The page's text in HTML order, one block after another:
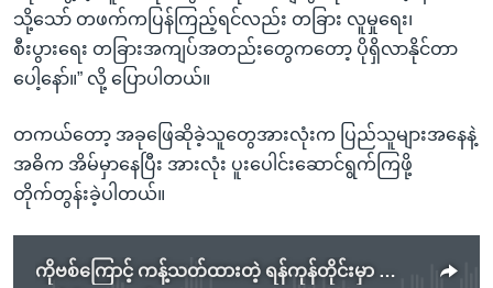
သို့သော် တဖက်ကပြန်ကြည့်ရင်လည်း တခြား လူမှုရေး၊
စီးပွားရေး တခြားအကျပ်အတည်းတွေကတော့ ပိုရှိလာနိုင်တာ
ပေါ့နော်။” လို့ ပြောပါတယ်။
တကယ်တော့ အခုဖြေဆိုခဲ့သူတွေအားလုံးက ပြည်သူများအနေနဲ့
အဓိက အိမ်မှာနေပြီး အားလုံး ပူးပေါင်းဆောင်ရွက်ကြဖို့
တိုက်တွန်းခဲ့ပါတယ်။
ကိုဗစ်ကြောင့် ကန့်သတ်ထားတဲ့ ရန်ကုန်တိုင်းမှာ သွားလာခွင့် QR Pass လိုအပ်